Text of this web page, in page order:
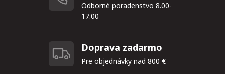
Odborné poradenstvo 8.00-
17.00
Doprava zadarmo
Pre objednávky nad 800 €